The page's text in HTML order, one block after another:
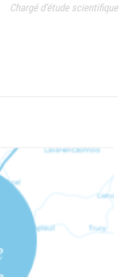
Chargé d’étude scientifique